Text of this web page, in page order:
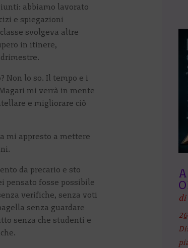
abbiamo lavorato
e spiegazioni
svolgeva altre
in itinere,
Non lo so. Il tempo e i
mi verrà in mente
e migliorare ciò
mi appresto a mettere
da precario e sto
pensato fosse possibile
verifiche, senza voti
senza guardare
senza che studenti e